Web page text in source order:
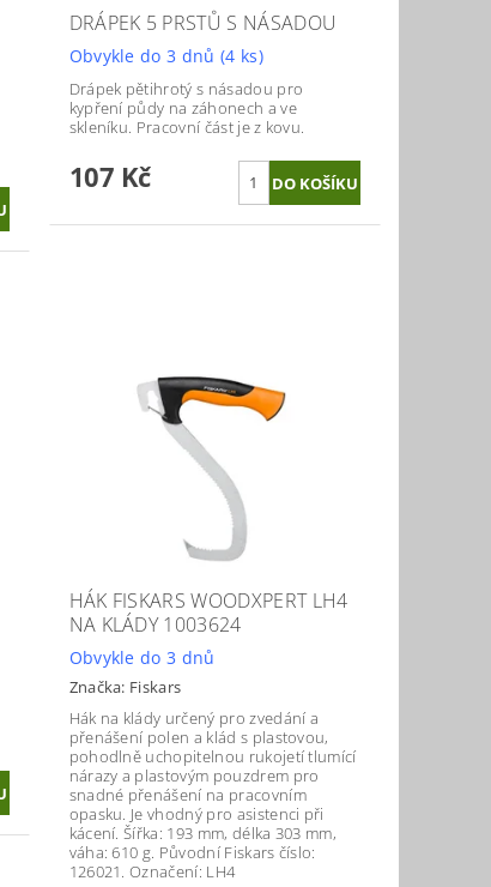
DRÁPEK 5 PRSTŮ S NÁSADOU
Obvykle do 3 dnů (4 ks)
Drápek pětihrotý s násadou pro
kypření půdy na záhonech a ve
skleníku. Pracovní část je z kovu.
107 Kč
HÁK FISKARS WOODXPERT LH4
NA KLÁDY 1003624
Obvykle do 3 dnů
Značka: Fiskars
Hák na klády určený pro zvedání a
přenášení polen a klád s plastovou,
pohodlně uchopitelnou rukojetí tlumící
nárazy a plastovým pouzdrem pro
snadné přenášení na pracovním
opasku. Je vhodný pro asistenci při
kácení. Šířka: 193 mm, délka 303 mm,
váha: 610 g. Původní Fiskars číslo:
126021. Označení: LH4